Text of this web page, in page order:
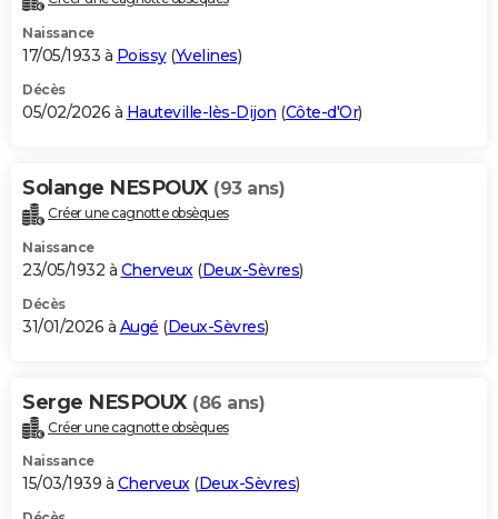
Naissance
17/05/1933 à Poissy(Yvelines)
Décès
05/02/2026 à Hauteville-lès-Dijon (Côte-d'Or)
Solange NESPOUX (93 ans)
Créer une cagnotte obsèques
Naissance
23/05/1932 à Cherveux (Deux-Sèvres)
Décès
31/01/2026 à Augé (Deux-Sèvres)
Serge NESPOUX (86 ans)
Créer une cagnotte obsèques
Naissance
15/03/1939 à Cherveux(Deux-Sèvres)